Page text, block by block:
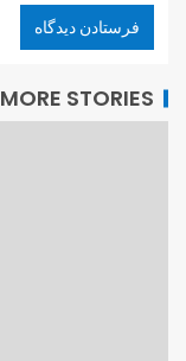
MORE STORIES